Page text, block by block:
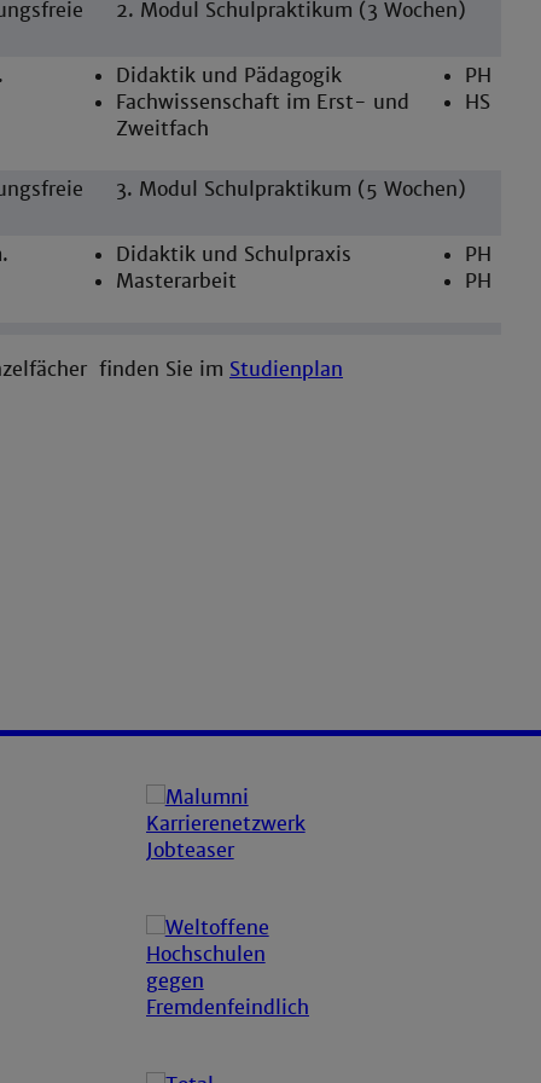
2. Modul Schulpraktikum (3 Wochen)
Didaktik und Pädagogik
Fachwissenschaft im Erst- und
Zweitfach
PH
HS
3. Modul Schulpraktikum (5 Wochen)
Didaktik und Schulpraxis
Masterarbeit
PH
PH
finden Sie im Studienplan